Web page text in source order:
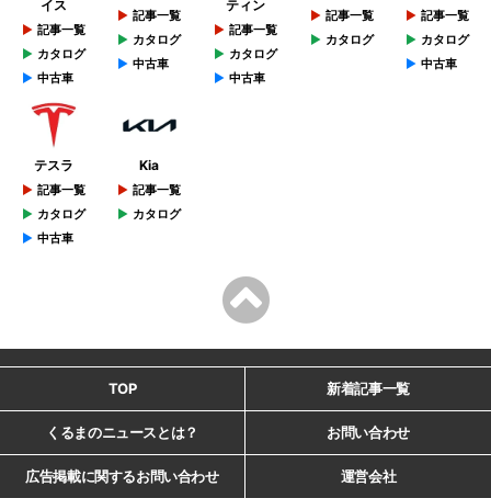
イス
記事一覧
カタログ
中古車
記事一覧
カタログ
中古車
ティン
記事一覧
カタログ
中古車
記事一覧
カタログ
記事一覧
カタログ
中古車
テスラ
記事一覧
カタログ
中古車
Kia
記事一覧
カタログ
TOP 新着記事一覧
くるまのニュースとは？ お問い合わせ
広告掲載に関するお問い合わせ 運営会社